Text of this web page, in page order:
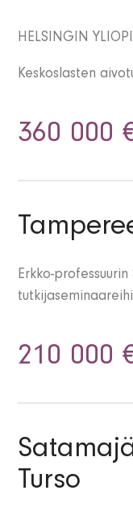
HELSINGIN
Keskoslasten
360 000
Erkko-professuurin
210 000
Turso